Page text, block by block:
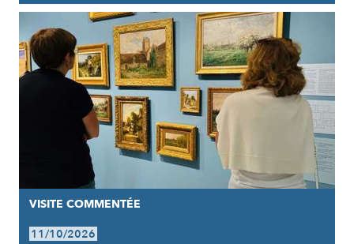
VISITE COMMENTÉE
11/10/2026